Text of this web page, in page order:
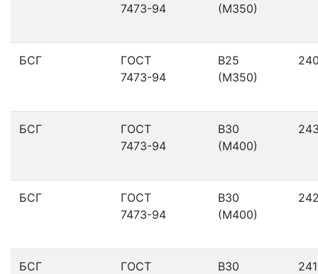
7473-94
(М350)
БСГ
ГОСТ
7473-94
В25
(М350)
БСГ
ГОСТ
7473-94
В30
(М400)
БСГ
ГОСТ
7473-94
В30
(М400)
БСГ
ГОСТ
В30